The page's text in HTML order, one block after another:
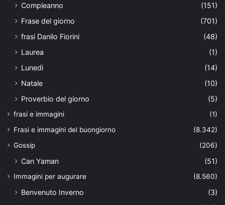
Compleanno
(151)
Frase del giorno
(701)
frasi Danilo Fiorini
(48)
Laurea
(1)
Lunedì
(14)
Natale
(10)
Proverbio del giorno
(5)
frasi e immagini
(1)
Frasi e immagini del buongiorno
(8.342)
Gossip
(206)
Can Yaman (51)
Immagini per augurare (8.560)
Benvenuto Inverno
(3)